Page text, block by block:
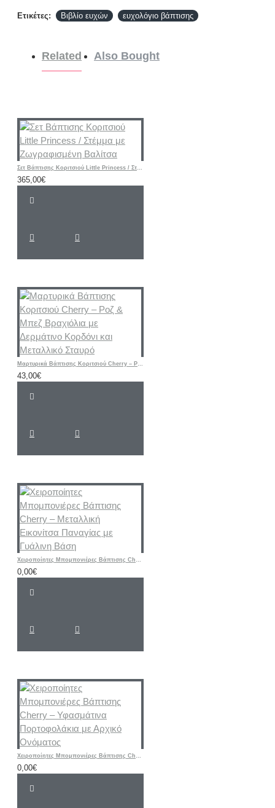
Ετικέτες: Βιβλίο ευχών ευχολόγιο βάπτισης
Related Also Bought
Σετ Βάπτισης Κοριτσιού Little Princess / Στέμμα με Ζωγραφισμένη Βαλίτσα
365,00€
Μαρτυρικά Βάπτισης Κοριτσιού Cherry – Ροζ & Μπεζ Βραχιόλια με Δερμάτινο Κορδόνι και Μεταλλικό Σταυρό
43,00€
Χειροποίητες Μπομπονιέρες Βάπτισης Cherry – Μεταλλική Εικονίτσα Παναγίας με Γυάλινη Βάση
0,00€
Χειροποίητες Μπομπονιέρες Βάπτισης Cherry – Υφασμάτινα Πορτοφολάκια με Αρχικό Ονόματος
0,00€